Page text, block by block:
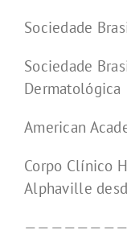
Sociedade
Sociedade
Dermatológica
American
Corpo Clínico
Alphaville